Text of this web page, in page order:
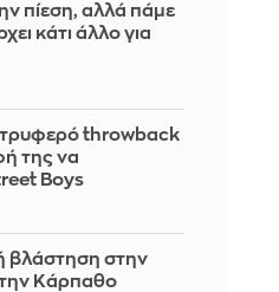
πίεση, αλλά πάμε
κάτι άλλο για
τρυφερό throwback
της να
Boys
βλάστηση στην
Κάρπαθο